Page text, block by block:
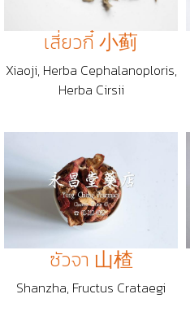
เสี่ยวกี๋ 小蓟
Xiaoji, Herba Cephalanoploris,
Herba Cirsii
ซัวจา 山楂
Shanzha, Fructus Crataegi